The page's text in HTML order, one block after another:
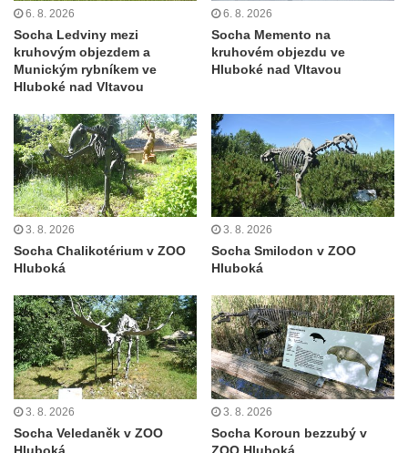
Obrázek svatého Jakuba na skále u cesty
východně od Srbské Kamenice
Busta Jana Amose Komenského na domě
Socha ležícího koně v Sadech
Československé armády v Teplicích
Socha Medvídě v Tierpark Chemnitz
Sochy Ležící žena v Tierpark Chemnitz
Sochy Ptáci v Tierpark Chemnitz
Socha Skupina jeřábů v Tierpark Chemnitz
Socha Dívka s mušlí v ZOO Leipzig
Socha Tygr v ZOO Leipzig
Socha Atlet v ZOO Leipzig
Socha Marabu v ZOO Leipzig
Busta Karla Maxe Schneidera v ZOO
6. 8. 2026
Socha Ledviny mezi
kruhovým objezdem a
Munickým rybníkem ve
Hluboké nad Vltavou
6. 8. 2026
Socha Memento na
kruhovém objezdu ve
Hluboké nad Vltavou
3. 8. 2026
Socha Chalikotérium v ZOO
Hluboká
3. 8. 2026
Socha Smilodon v ZOO
Hluboká
3. 8. 2026
Socha Veledaněk v ZOO
3. 8. 2026
Socha Koroun bezzubý v